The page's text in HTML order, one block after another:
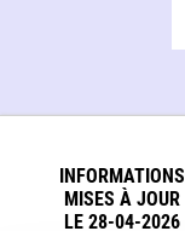
INFORMATIONS
MISES À JOUR
LE 28-04-2026